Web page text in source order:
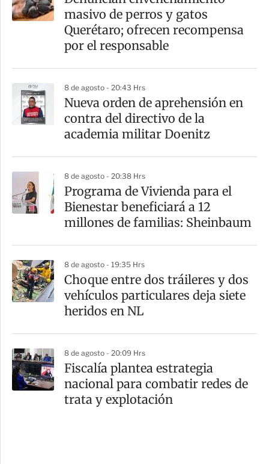
r
t
masivo de perros y gatos
Querétaro; ofrecen recompensa
por el responsable
8 de agosto - 20:43 Hrs
Nueva orden de aprehensión en
contra del directivo de la
academia militar Doenitz
8 de agosto - 20:38 Hrs
Programa de Vivienda para el
Bienestar beneficiará a 12
millones de familias: Sheinbaum
8 de agosto - 19:35 Hrs
Choque entre dos tráileres y dos
vehículos particulares deja siete
heridos en NL
8 de agosto - 20:09 Hrs
Fiscalía plantea estrategia
nacional para combatir redes de
trata y explotación